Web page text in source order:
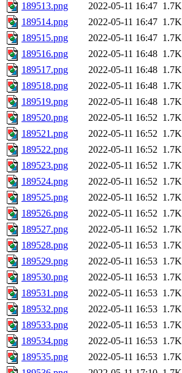
189513.png
2022-05-11 16:47 1.7K
189514.png
2022-05-11 16:47 1.7K
189515.png
2022-05-11 16:47 1.7K
189516.png
2022-05-11 16:48 1.7K
189517.png
2022-05-11 16:48 1.7K
189518.png
2022-05-11 16:48 1.7K
189519.png
2022-05-11 16:48 1.7K
189520.png
2022-05-11 16:52 1.7K
189521.png
2022-05-11 16:52 1.7K
189522.png
2022-05-11 16:52 1.7K
189523.png
2022-05-11 16:52 1.7K
189524.png
2022-05-11 16:52 1.7K
189525.png
2022-05-11 16:52 1.7K
189526.png
2022-05-11 16:52 1.7K
189527.png
2022-05-11 16:52 1.7K
189528.png
2022-05-11 16:53 1.7K
189529.png
2022-05-11 16:53 1.7K
189530.png
2022-05-11 16:53 1.7K
189531.png
2022-05-11 16:53 1.7K
189532.png
2022-05-11 16:53 1.7K
189533.png
2022-05-11 16:53 1.7K
189534.png
2022-05-11 16:53 1.7K
189535.png
2022-05-11 16:53 1.7K